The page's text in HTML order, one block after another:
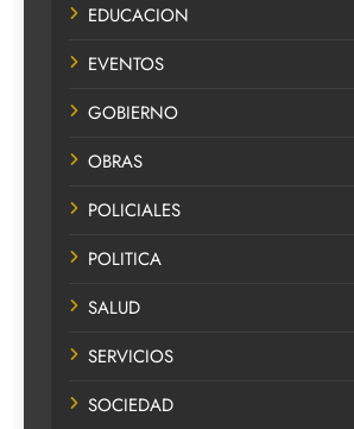
EDUCACION
EVENTOS
GOBIERNO
OBRAS
POLICIALES
POLITICA
SALUD
SERVICIOS
SOCIEDAD